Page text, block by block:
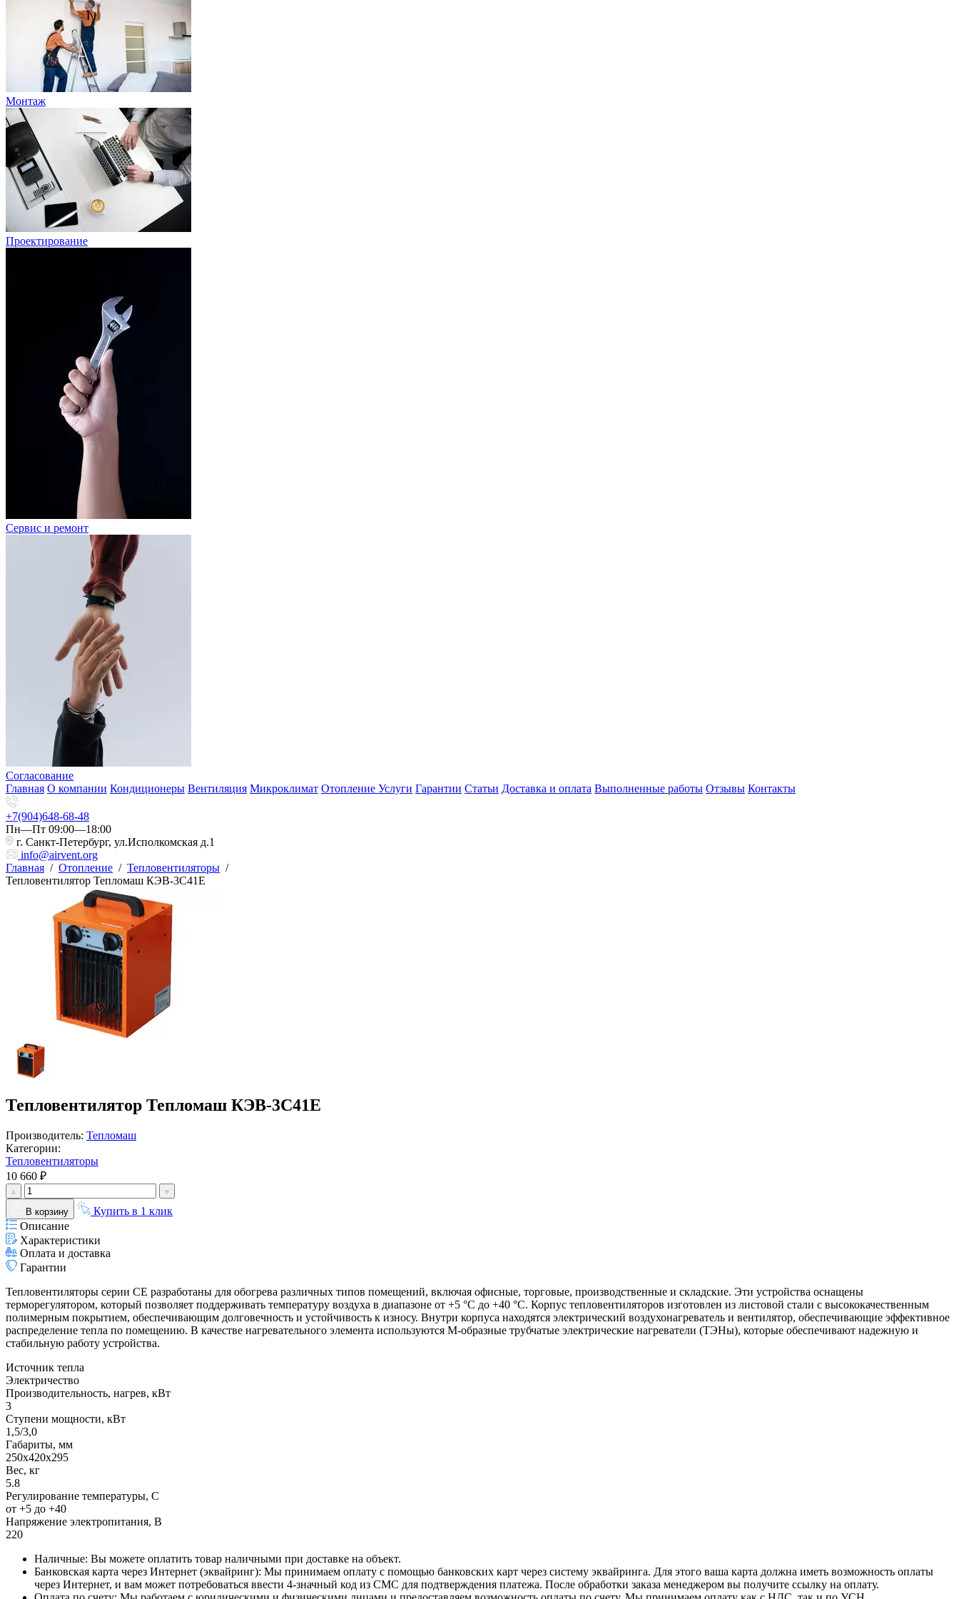
Монтаж
Проектирование
Сервис и ремонт
Согласование
Главная О компании Кондиционеры Вентиляция Микроклимат Отопление Услуги Гарантии Статьи Доставка и оплата Выполненные работы Отзывы Контакты
+7(904)648-68-48
Пн—Пт 09:00—18:00
г. Санкт-Петербург, ул.Исполкомская д.1
info@airvent.org
Главная / Отопление / Тепловентиляторы /
Тепловентилятор Тепломаш КЭВ-3С41Е
Тепловентилятор Тепломаш КЭВ-3С41Е
Производитель: Тепломаш
Категории:
Тепловентиляторы
10 660 ₽
В корзину
Купить в 1 клик
Описание
Характеристики
Оплата и доставка
Гарантии
Тепловентиляторы серии СЕ разработаны для обогрева различных типов помещений, включая офисные, торговые, производственные и складские. Эти устройства оснащены
терморегулятором, который позволяет поддерживать температуру воздуха в диапазоне от +5 °C до +40 °C. Корпус тепловентиляторов изготовлен из листовой стали с высококачественным
полимерным покрытием, обеспечивающим долговечность и устойчивость к износу. Внутри корпуса находятся электрический воздухонагреватель и вентилятор, обеспечивающие эффективное
распределение тепла по помещению. В качестве нагревательного элемента используются М-образные трубчатые электрические нагреватели (ТЭНы), которые обеспечивают надежную и
стабильную работу устройства.
Источник тепла
Электричество
Производительность, нагрев, кВт
3
Ступени мощности, кВт
1,5/3,0
Габариты, мм
250x420x295
Вес, кг
5.8
Регулирование температуры, C
от +5 до +40
Напряжение электропитания, В
220
Наличные: Вы можете оплатить товар наличными при доставке на объект.
Банковская карта через Интернет (эквайринг): Мы принимаем оплату с помощью банковских карт через систему эквайринга. Для этого ваша карта должна иметь возможность оплаты
через Интернет, и вам может потребоваться ввести 4-значный код из СМС для подтверждения платежа. После обработки заказа менеджером вы получите ссылку на оплату.